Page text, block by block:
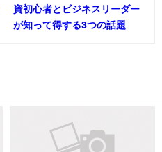
資初心者とビジネスリーダー
が知って得する3つの話題